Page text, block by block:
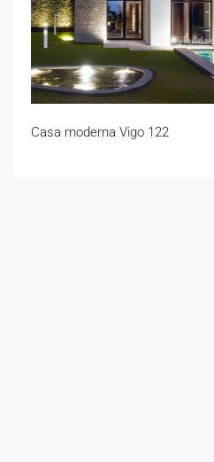
Casa moderna Vigo 122